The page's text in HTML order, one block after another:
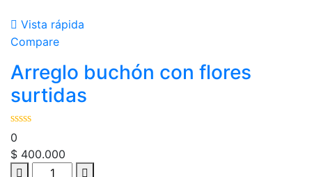
Vista rápida
Compare
Arreglo buchón con flores
surtidas
0
$ 400.000